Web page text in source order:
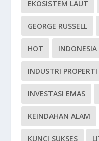
EKOSISTEM LAUT
GEORGE RUSSELL
HOT INDONESIA
INDUSTRI PROPERTI
INVESTASI EMAS
KEINDAHAN ALAM
KUNCI SUKSES